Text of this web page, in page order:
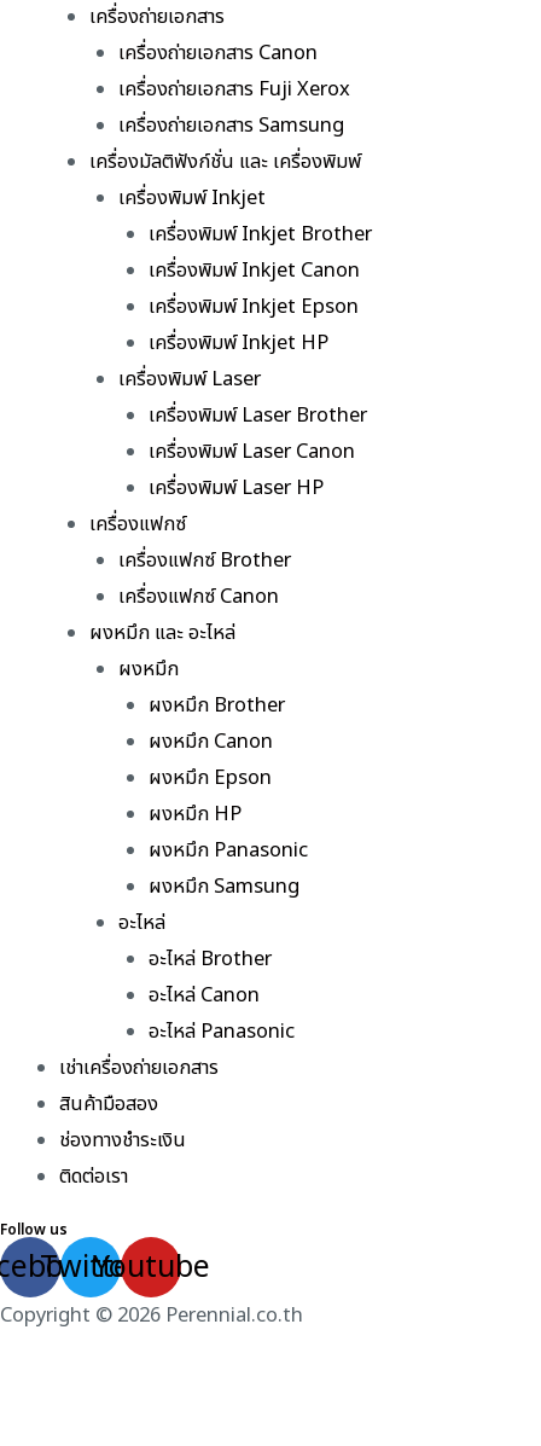
เครื่องถ่ายเอกสาร
เครื่องถ่ายเอกสาร Canon
เครื่องถ่ายเอกสาร Fuji Xerox
เครื่องถ่ายเอกสาร Samsung
เครื่องมัลติฟังก์ชั่น และ เครื่องพิมพ์
เครื่องพิมพ์ Inkjet
เครื่องพิมพ์ Inkjet Brother
เครื่องพิมพ์ Inkjet Canon
เครื่องพิมพ์ Inkjet Epson
เครื่องพิมพ์ Inkjet HP
เครื่องพิมพ์ Laser
เครื่องพิมพ์ Laser Brother
เครื่องพิมพ์ Laser Canon
เครื่องพิมพ์ Laser HP
เครื่องแฟกซ์
เครื่องแฟกซ์ Brother
เครื่องแฟกซ์ Canon
ผงหมึก และ อะไหล่
ผงหมึก
ผงหมึก Brother
ผงหมึก Canon
ผงหมึก Epson
ผงหมึก HP
ผงหมึก Panasonic
ผงหมึก Samsung
อะไหล่
อะไหล่ Brother
อะไหล่ Canon
อะไหล่ Panasonic
เช่าเครื่องถ่ายเอกสาร
สินค้ามือสอง
ช่องทางชำระเงิน
ติดต่อเรา
Follow us
TwitterYoutube
Copyright © 2026 Perennial.co.th